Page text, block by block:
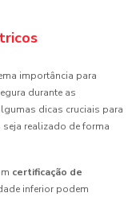
importância para
durante as
dicas cruciais para
realizado de forma
certificação de
inferior podem